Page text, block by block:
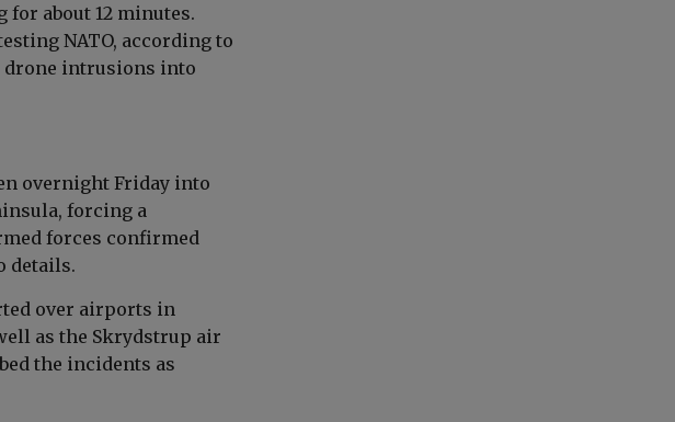
about 12 minutes.
NATO, according to
drone intrusions into
overnight Friday into
forcing a
forces confirmed
details.
over airports in
as the Skrydstrup air
the incidents as